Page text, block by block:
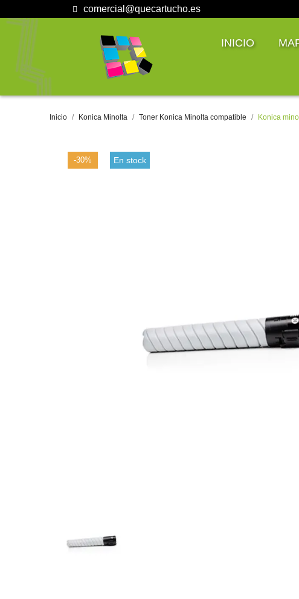
comercial@quecartucho.es
INICIO
Inicio Konica Minolta Toner Konica Minolta compatible Konica
-30% En stock